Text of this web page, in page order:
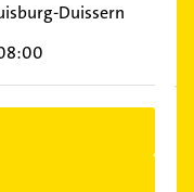
Duissern